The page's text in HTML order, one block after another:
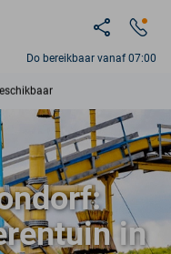
Do bereikbaar vanaf 07:00
deals
deals
in